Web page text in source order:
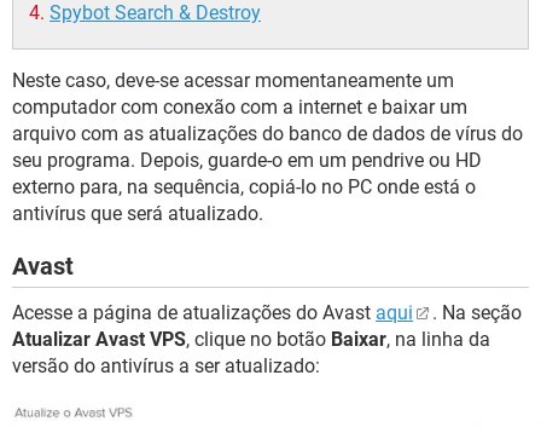
Spybot Search & Destroy
Neste caso, deve-se acessar momentaneamente um
computador com conexão com a internet e baixar um
arquivo com as atualizações do banco de dados de vírus do
seu programa. Depois, guarde-o em um pendrive ou HD
externo para, na sequência, copiá-lo no PC onde está o
antivírus que será atualizado.
Avast
Acesse a página de atualizações do Avast aqui
. Na seção
Atualizar Avast VPS, clique no botão Baixar, na linha da
versão do antivírus a ser atualizado: